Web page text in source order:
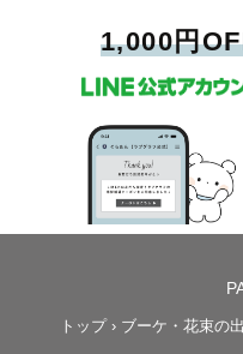
1,000円
トップ› ブーケ・花束の